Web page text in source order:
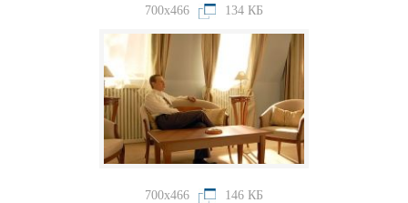
700x466 134 КБ
700x466 146 КБ